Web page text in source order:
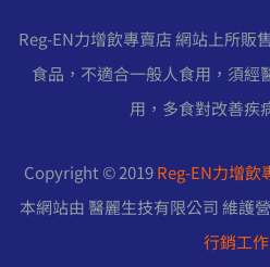
o
o
k
-
b
e
g
r
a
m
Reg-EN力增飲專賣店 網站上所販
食品，不適合一般人食用，須經
用，多食對改善疾
Copyright © 2019Reg-EN力增飲
本網站由 醫麗生技有限公司 維護
行銷工作